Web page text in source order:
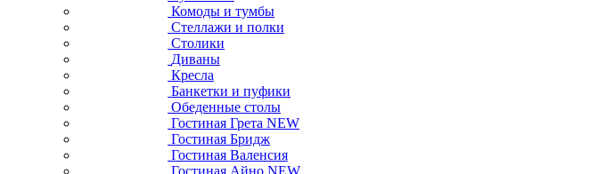
Комоды и тумбы
Стеллажи и полки
Столики
Диваны
Кресла
Банкетки и пуфики
Обеденные столы
Гостиная Грета NEW
Гостиная Бридж
Гостиная Валенсия
Гостиная Айно NEW